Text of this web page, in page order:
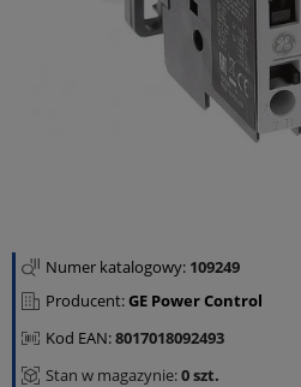
Numer katalogowy: 109249
Producent:GE Power Control
Kod EAN:8017018092493
Stan w magazynie:0 szt.